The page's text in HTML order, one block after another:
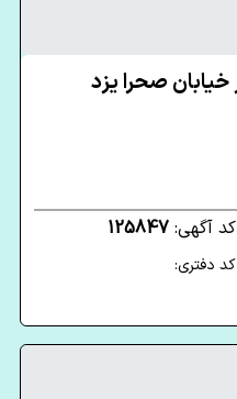
کد آگهی: 125847
کد دفتری: